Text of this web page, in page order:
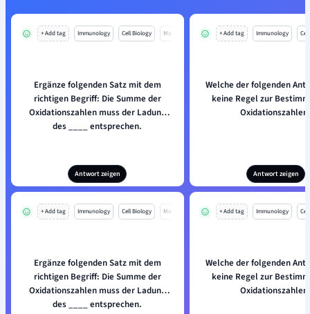
+ Add tag Immunology Cell Biology Mo
Ergänze folgenden Satz mit dem
richtigen Begriff: Die Summe der
Oxidationszahlen muss der Ladung
des ____ entsprechen.
Antwort zeigen
+ Add tag Immunology
Welche der folgenden
keine Regel zur
Antwort zeigen
+ Add tag Immunology Cell Biology Mo
Ergänze folgenden Satz mit dem
richtigen Begriff: Die Summe der
Oxidationszahlen muss der Ladung
des ____ entsprechen.
+ Add tag Immunology
Welche der folgenden
keine Regel zur